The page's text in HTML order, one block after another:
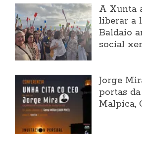
A Xunta
liberar a
Baldaio
social
Jorge
portas
Malpica,